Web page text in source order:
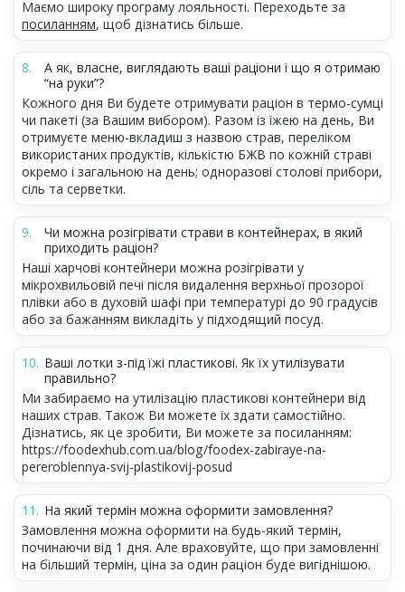
Маємо широку програму лояльності. Переходьте за
посиланням, щоб дізнатись більше.
А як, власне, виглядають ваші раціони і що я отримаю
“на руки”?
Кожного дня Ви будете отримувати раціон в термо-сумці
чи пакеті (за Вашим вибором). Разом із їжею на день, Ви
отримуєте меню-вкладиш з назвою страв, переліком
використаних продуктів, кількістю БЖВ по кожній страві
окремо і загальною на день; одноразові столові прибори,
сіль та серветки.
Чи можна розігрівати страви в контейнерах, в який
приходить раціон?
Наші харчові контейнери можна розігрівати у
мікрохвильовій печі після видалення верхньої прозорої
плівки або в духовій шафі при температурі до 90 градусів
або за бажанням викладіть у підходящий посуд.
Ваші лотки з-під їжі пластикові. Як їх утилізувати
правильно?
Ми забираємо на утилізацію пластикові контейнери від
наших страв. Також Ви можете їх здати самостійно.
Дізнатись, як це зробити, Ви можете за посиланням:
https://foodexhub.com.ua/blog/foodex-zabiraye-na-
pereroblennya-svij-plastikovij-posud
На який термін можна оформити замовлення?
Замовлення можна оформити на будь-який термін,
починаючи від 1 дня. Але враховуйте, що при замовленні
на більший термін, ціна за один раціон буде вигіднішою.